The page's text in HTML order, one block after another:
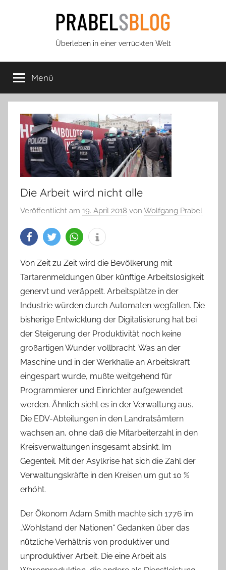
Prabels
Blog
Überleben in einer verrückten Welt
Menü
Die Arbeit wird nicht alle
Veröffentlicht am 19. April 2018 von Wolfgang Prabel
Von Zeit zu Zeit wird die Bevölkerung mit
Tartarenmeldungen über künftige Arbeitslosigkeit
genervt und veräppelt. Arbeitsplätze in der
Industrie würden durch Automaten wegfallen. Die
bisherige Entwicklung der Digitalisierung hat bei
der Steigerung der Produktivität noch keine
großartigen Wunder vollbracht. Was an der
Maschine und in der Werkhalle an Arbeitskraft
eingespart wurde, mußte weitgehend für
Programmierer und Einrichter aufgewendet
werden. Ähnlich sieht es in der Verwaltung aus.
Die EDV-Abteilungen in den Landratsämtern
wachsen an, ohne daß die Mitarbeiterzahl in den
Kreisverwaltungen insgesamt absinkt. Im
Gegenteil. Mit der Asylkrise hat sich die Zahl der
Verwaltungskräfte in den Kreisen um gut 10 %
erhöht.
Der Ökonom Adam Smith machte sich 1776 im
„Wohlstand der Nationen“ Gedanken über das
nützliche Verhältnis von produktiver und
unproduktiver Arbeit. Die eine Arbeit als